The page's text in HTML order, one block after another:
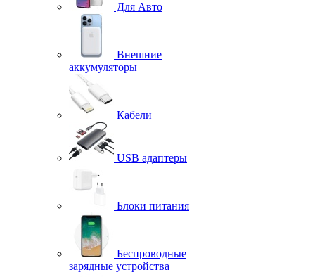
Для Авто
Внешние
аккумуляторы
Кабели
USB адаптеры
Блоки питания
Беспроводные
зарядные устройства